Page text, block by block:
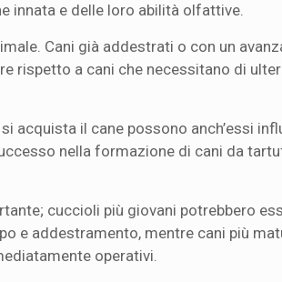
innata e delle loro abilità olfattive.
Cani già addestrati o con un
rispetto a cani che necessitano di
acquista il cane possono anch’essi
nella formazione di cani da
cuccioli più giovani potrebbero
e addestramento, mentre cani più
operativi.